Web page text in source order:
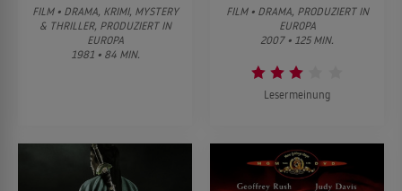
FILM • DRAMA, KRIMI, MYSTERY
& THRILLER, PRODUZIERT IN
EUROPA
1981 • 84 MIN.
FILM • DRAMA, PRODUZIERT IN
EUROPA
2007 • 125 MIN.
Lesermeinung